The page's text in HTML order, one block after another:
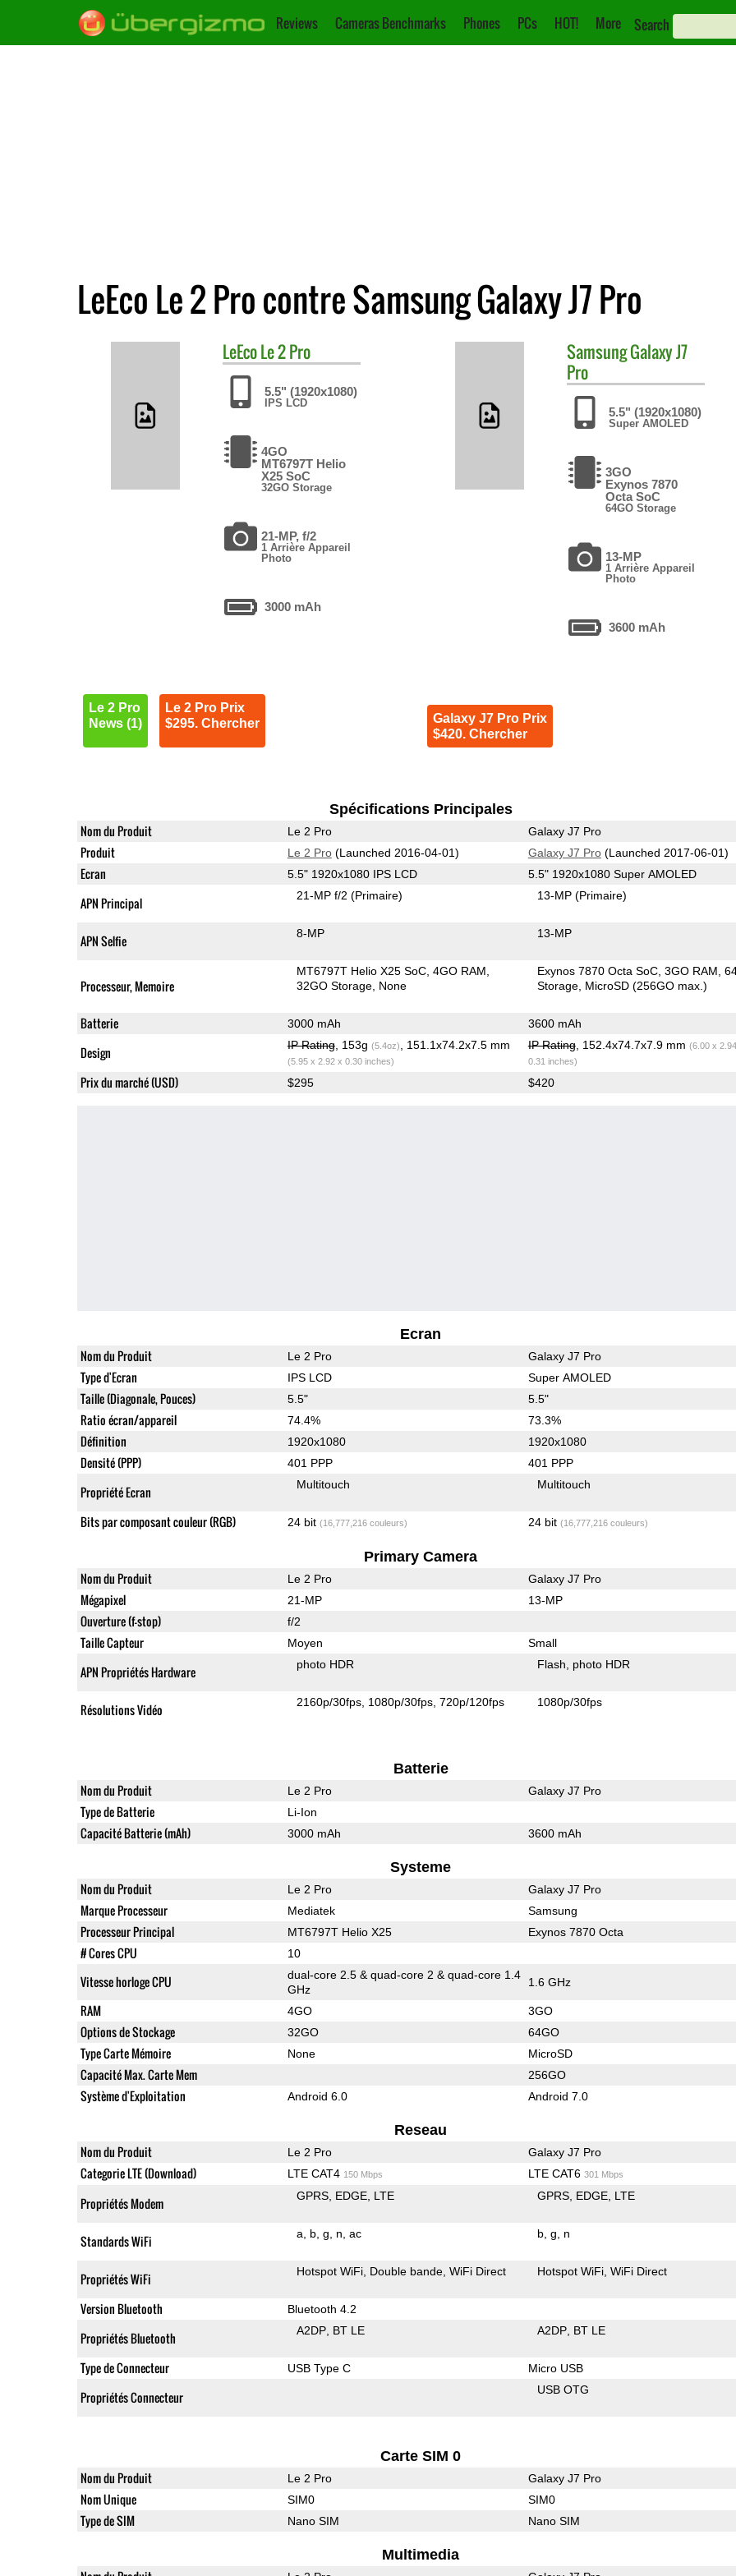
Reviews Cameras Benchmarks Phones PCs HOT! More Search
LeEco Le 2 Pro contre Samsung Galaxy J7 Pro
LeEcoLe 2 Pro
5.5" (1920x1080)
IPS LCD
4GO
MT6797T Helio
X25 SoC
32GO Storage
21-MP, f/2
1 Arrière Appareil
Photo
3000 mAh
Le 2 Pro
News (1)
Le 2 Pro Prix
$295. Chercher
SamsungGalaxy J7
Pro
5.5" (1920x1080)
Super AMOLED
3GO
Exynos 7870
Octa SoC
64GO Storage
13-MP
1 Arrière Appareil
Photo
3600 mAh
Galaxy J7 Pro Prix
$420. Chercher
Spécifications Principales
Nom du Produit Le 2 Pro Galaxy J7 Pro
Produit Le 2 Pro(Launched 2016-04-01) Galaxy J7 Pro(Launched 2017-06-01)
Ecran 5.5" 1920x1080 IPS LCD 5.5" 1920x1080 Super AMOLED
APN Principal 21-MP f/2(Primaire) 13-MP(Primaire)
APN Selfie 8-MP 13-MP
Processeur, Memoire
MT6797T Helio X25 SoC 4GO RAM
32GO Storage None
Exynos 7870 Octa SoC 3GO RAM
Storage MicroSD (256GO max.)
Batterie 3000 mAh 3600 mAh
Design IP Rating, 153g (5.4oz) , 151.1x74.2x7.5 mm
(5.95 x 2.92 x 0.30 inches)
IP Rating, 152.4x74.7x7.9 mm (6.00 x
0.31 inches)
Prix du marché (USD) $295 $420
Ecran
Nom du Produit Le 2 Pro Galaxy J7 Pro
Type d'Ecran IPS LCD Super AMOLED
Taille (Diagonale, Pouces) 5.5" 5.5"
Ratio écran/appareil 74.4% 73.3%
Définition 1920x1080 1920x1080
Densité (PPP) 401 PPP 401 PPP
Propriété Ecran Multitouch Multitouch
Bits par composant couleur (RGB) 24 bit (16,777,216 couleurs) 24 bit (16,777,216 couleurs)
Primary Camera
Nom du Produit Le 2 Pro Galaxy J7 Pro
Mégapixel 21-MP 13-MP
Ouverture (f-stop) f/2
Taille Capteur Moyen Small
APN Propriétés Hardware photo HDR Flash photo HDR
Résolutions Vidéo 2160p/30fps 1080p/30fps 720p/120fps 1080p/30fps
Batterie
Nom du Produit Le 2 Pro Galaxy J7 Pro
Type de Batterie Li-Ion
Capacité Batterie (mAh) 3000 mAh 3600 mAh
Systeme
Nom du Produit Le 2 Pro Galaxy J7 Pro
Marque Processeur Mediatek Samsung
Processeur Principal MT6797T Helio X25 Exynos 7870 Octa
# Cores CPU 10
Vitesse horloge CPU
dual-core 2.5 & quad-core 2 & quad-core 1.4
GHz
1.6 GHz
RAM 4GO 3GO
Options de Stockage 32GO 64GO
Type Carte Mémoire None MicroSD
Capacité Max. Carte Mem 256GO
Système d'Exploitation Android 6.0 Android 7.0
Reseau
Nom du Produit Le 2 Pro Galaxy J7 Pro
Categorie LTE (Download) LTE CAT4 150 Mbps LTE CAT6 301 Mbps
Propriétés Modem GPRS EDGE LTE GPRS EDGE LTE
Standards WiFi a b g n ac b g n
Propriétés WiFi Hotspot WiFi Double bande WiFi Direct Hotspot WiFi WiFi Direct
Version Bluetooth Bluetooth 4.2
Propriétés Bluetooth A2DP BT LE A2DP BT LE
Type de Connecteur USB Type C Micro USB
Propriétés Connecteur USB OTG
Carte SIM 0
Nom du Produit Le 2 Pro Galaxy J7 Pro
Nom Unique SIM0 SIM0
Type de SIM Nano SIM Nano SIM
Multimedia